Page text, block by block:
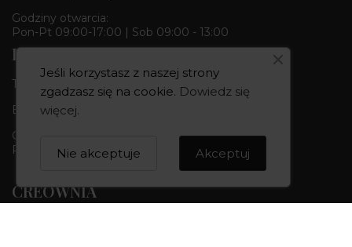
Godziny otwarcia:
Pon-Pt 09:00-17:00 | Sob 09:00 - 13:00
Butik & Pracownia
Tel.:
+48 668 680 727
Bydgoszcz 85-010, ul. Dworcowa 6
Godziny otwarcia:
Pon-Pt 10:00-18:00 | Sob 10:00 - 14:00
CREOWNIA
Jeśli korzystasz z naszej strony
zgadzasz się na cookie. Dowiedz się
więcej.
Akceptuj
Nie akceptuje